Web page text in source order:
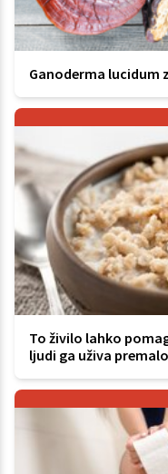
Ganoderma lucidum
To živilo lahko
ljudi ga uživa premalo